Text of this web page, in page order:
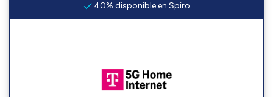
40% disponible en Spiro